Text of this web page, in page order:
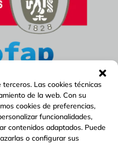
Las cookies técnicas
de la web. Con su
cookies de preferencias,
funcionalidades,
contenidos adaptados. Puede
o configurar sus